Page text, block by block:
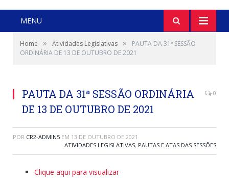
MENU
Home » Atividades Legislativas »
PAUTA DA 31ª SESSÃO
ORDINÁRIA DE 13 DE OUTUBRO DE 2021
PAUTA DA 31ª SESSÃO ORDINÁRIA
DE 13 DE OUTUBRO DE 2021
0
POR CR2-ADMIN5 EM 13 DE OUTUBRO DE 2021
ATIVIDADES LEGISLATIVAS, PAUTAS E ATAS DAS SESSÕES
Clique aqui para visualizar